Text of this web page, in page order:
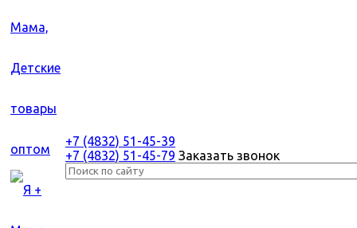
+7 (4832) 51-45-39
+7 (4832) 51-45-79 Заказать звонок